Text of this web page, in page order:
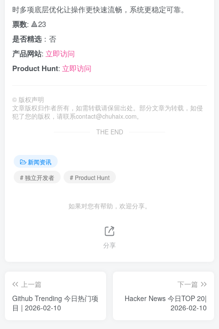
时多项底层优化让操作更快速流畅，系统更稳定可靠。
票数: 🔺23
是否精选 ：否
产品网站: 立即访问
Product Hunt: 立即访问
© 版权声明
文章版权归作者所有，如需转载请保留出处。部分文章为转载，如侵
犯了您的版权，请联系contact@chuhaix.com。
THE END
新闻资讯
# 独立开发者
# Product Hunt
如果对您有帮助，欢迎分享。
分享
上一篇
Github Trending 今日热门项
目 | 2026-02-10
下一篇
Hacker News 今日TOP 20|
2026-02-10